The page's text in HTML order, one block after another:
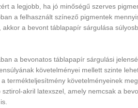
a legjobb, ha jó minőségű szerves
a felhasznált színező pigmentek
a bevont táblapapír sárgulása
a bevonatos táblapapír sárgulási
követelményei mellett szinte
termékteljesítmény követelményeinek
akril latexszel, amely nemcsak a